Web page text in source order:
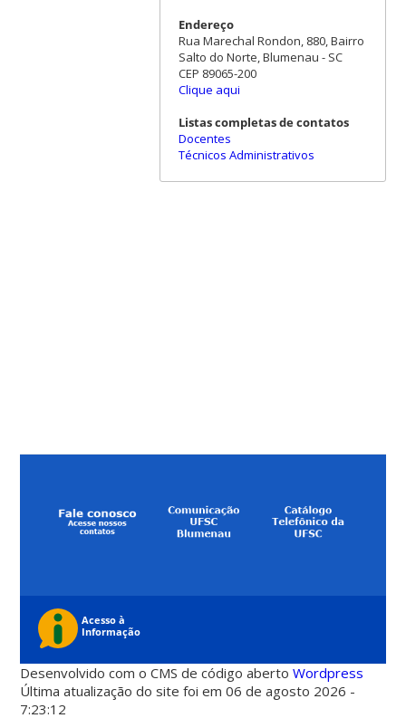
Endereço
Rua Marechal Rondon, 880, Bairro
Salto do Norte, Blumenau - SC
CEP 89065-200
Clique aqui
Listas completas de contatos
Docentes
Técnicos Administrativos
Desenvolvido com o CMS de código abertoWordpress
Última atualização do site foi em 06 de agosto 2026 -
7:23:12